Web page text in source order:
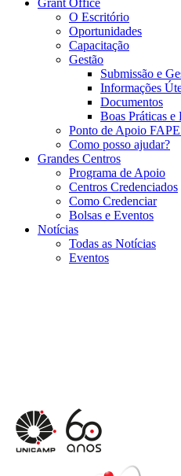
Grant Office
O Escritório
Oportunidades
Capacitação
Gestão
Submissão e
Informações
Documentos
Boas Práticas e
Ponto de Apoio
Como posso ajudar?
Grandes Centros
Programa de Apoio
Centros Credenciados
Como Credenciar
Bolsas e Eventos
Notícias
Todas as Notícias
Eventos